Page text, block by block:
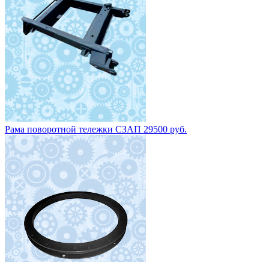
Рама поворотной тележки СЗАП 29500 руб.